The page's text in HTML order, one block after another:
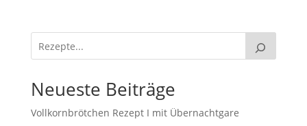
Neueste Beiträge
Vollkornbrötchen Rezept I mit Übernachtgare